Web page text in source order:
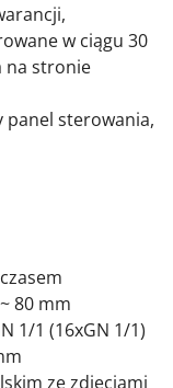
w ciągu 30
na stronie
panel sterowania,
80 mm
1/1 (16xGN 1/1)
ze zdjęciami